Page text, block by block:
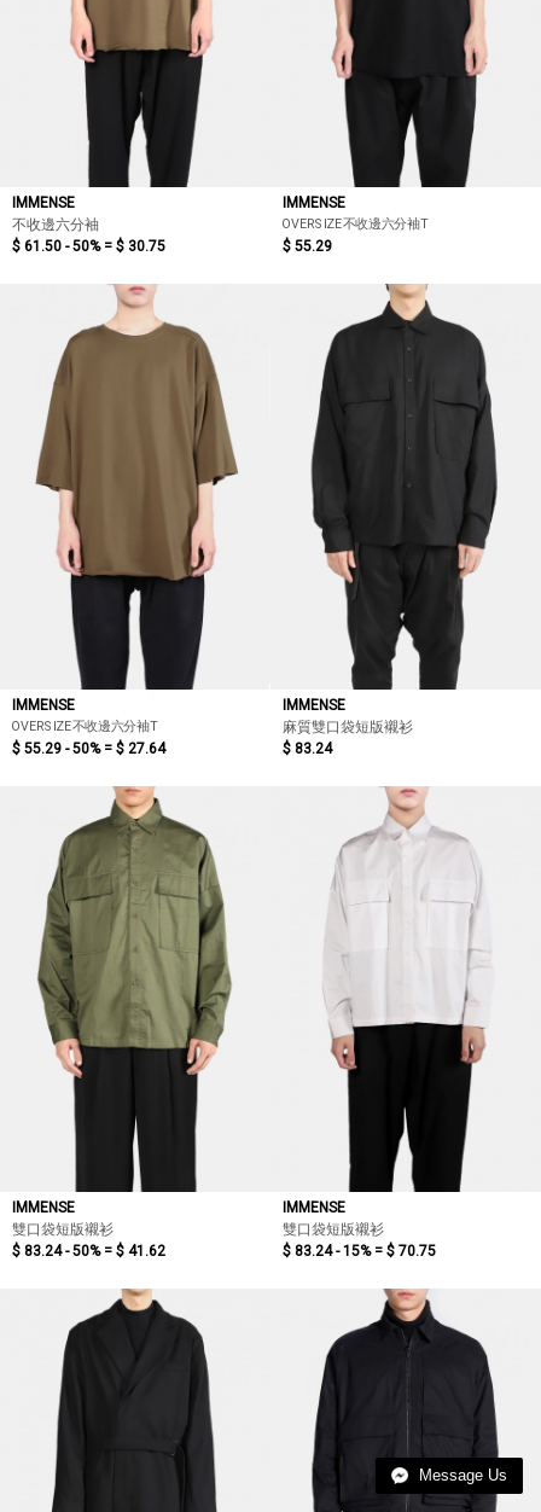
IMMENSE
不收邊六分袖
$ 61.50 - 50% = $ 30.75
IMMENSE
OVERSIZE不收邊六分袖T
$ 55.29
IMMENSE
OVERSIZE不收邊六分袖T
$ 55.29 - 50% = $ 27.64
IMMENSE
麻質雙口袋短版襯衫
$ 83.24
IMMENSE
雙口袋短版襯衫
$ 83.24 - 50% = $ 41.62
IMMENSE
雙口袋短版襯衫
$ 83.24 - 15% = $ 70.75
Message Us